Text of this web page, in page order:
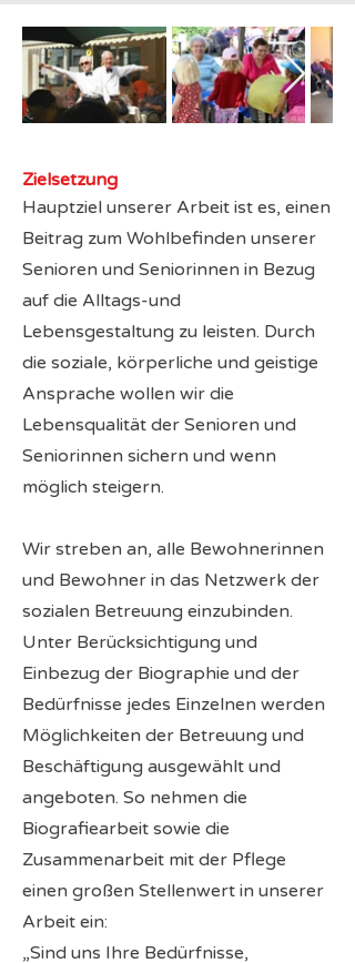
Zielsetzung
Hauptziel unserer Arbeit ist es, einen
Beitrag zum Wohlbefinden unserer
Senioren und Seniorinnen in Bezug
auf die Alltags-und
Lebensgestaltung zu leisten. Durch
die soziale, körperliche und geistige
Ansprache wollen wir die
Lebensqualität der Senioren und
Seniorinnen sichern und wenn
möglich steigern.
Wir streben an, alle Bewohnerinnen
und Bewohner in das Netzwerk der
sozialen Betreuung einzubinden.
Unter Berücksichtigung und
Einbezug der Biographie und der
Bedürfnisse jedes Einzelnen werden
Möglichkeiten der Betreuung und
Beschäftigung ausgewählt und
angeboten. So nehmen die
Biografiearbeit sowie die
Zusammenarbeit mit der Pflege
einen großen Stellenwert in unserer
Arbeit ein:
„Sind uns Ihre Bedürfnisse,